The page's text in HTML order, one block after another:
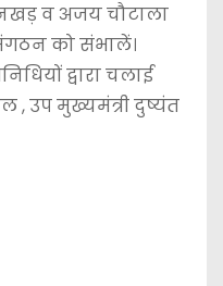
व अजय चौटाला
को संभालें।
द्वारा चलाई
, उप मुख्यमंत्री दुष्यंत